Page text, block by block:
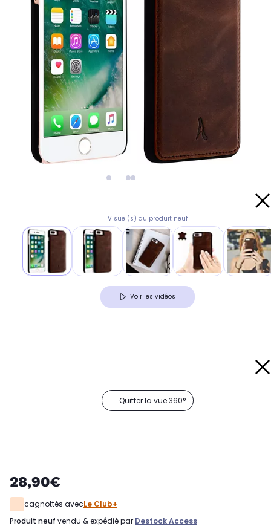
Visuel(s) du produit neuf
Voir les vidéos
Quitter la vue 360°
28,90€
cagnottés avecLe Club+
produit neuf vendu & expédié par Destock Access